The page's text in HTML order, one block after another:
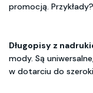
promocją. Przykłady?
Długopisy z
mody. Są
w dotarciu do